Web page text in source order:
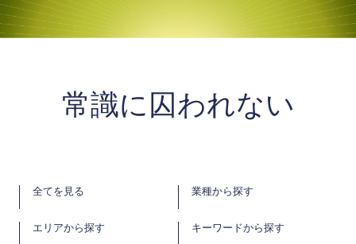
常識に囚われない
全てを見る 業種から探す
エリアから探す キーワードから探す